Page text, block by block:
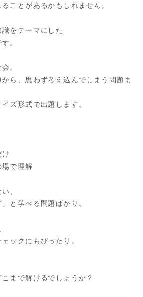
ことがあるかもしれません。
をテーマにした
。
。
ら、思わず考え込んでしまう問題ま
ズ形式で出題します。
け
場で理解
、
と学べる問題ばかり。
ックにもぴったり。
まで解けるでしょうか？